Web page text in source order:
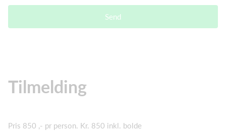
Send
Tilmelding
Pris 850 ,- pr person. Kr. 850 inkl. bolde